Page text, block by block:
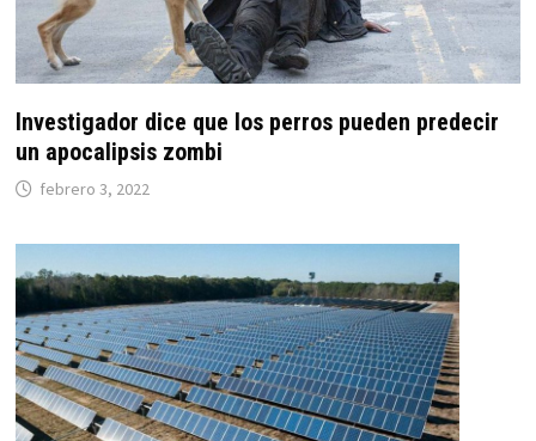
Investigador dice que los perros pueden predecir
un apocalipsis zombi
febrero 3, 2022